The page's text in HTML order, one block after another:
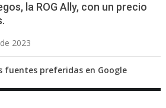
la ROG Ally, con un precio
2023
fuentes preferidas en Google